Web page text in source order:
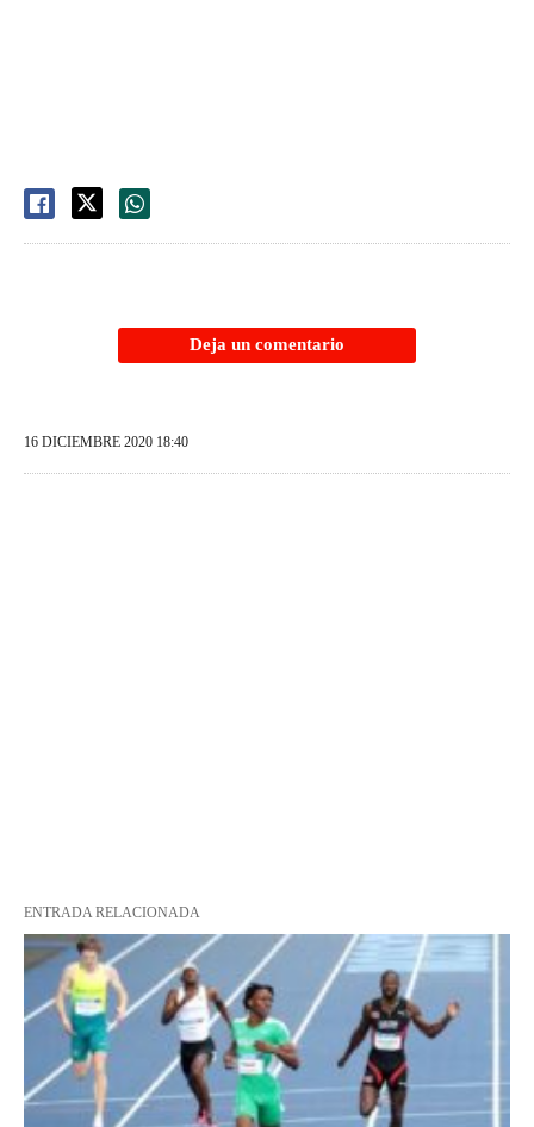
Deja un comentario
16 DICIEMBRE 2020 18:40
ENTRADA RELACIONADA